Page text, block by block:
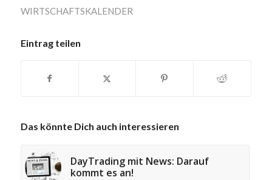
WIRTSCHAFTSKALENDER
Eintrag teilen
Das könnte Dich auch interessieren
DayTrading mit News: Darauf
kommt es an!